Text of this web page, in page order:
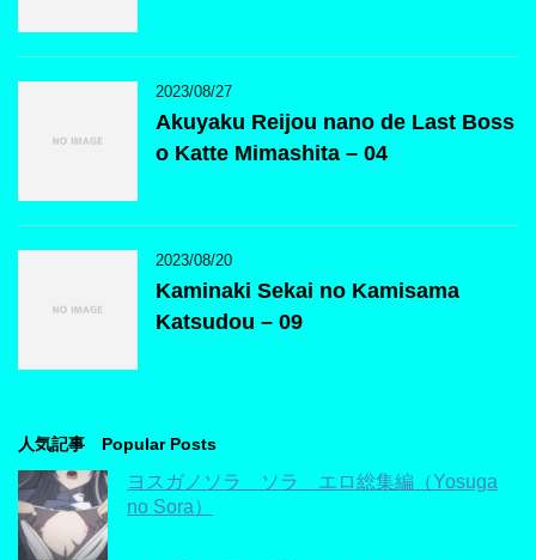
2023/08/27
Akuyaku Reijou nano de Last Boss
o Katte Mimashita – 04
2023/08/20
Kaminaki Sekai no Kamisama
Katsudou – 09
人気記事 Popular Posts
ヨスガノソラ ソラ エロ総集編（Yosuga
no Sora）